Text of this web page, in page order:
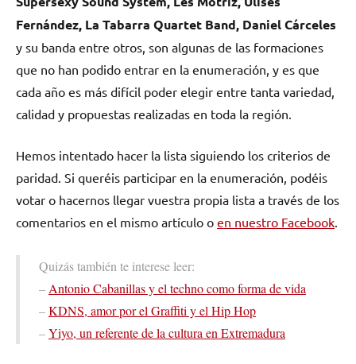
Fernández, La Tabarra Quartet Band, Daniel Cárceles
y su banda entre otros, son algunas de las formaciones
que no han podido entrar en la enumeración, y es que
cada año es más difícil poder elegir entre tanta variedad,
calidad y propuestas realizadas en toda la región.
Hemos intentado hacer la lista siguiendo los criterios de
paridad. Si queréis participar en la enumeración, podéis
votar o hacernos llegar vuestra propia lista a través de los
comentarios en el mismo artículo o en nuestro Facebook
Quizás también te interese leer:
– Antonio Cabanillas y el techno como forma de vida
–KDNS, amor por el Graffiti y el Hip Hop
–Yiyo, un referente de la cultura en Extremadura